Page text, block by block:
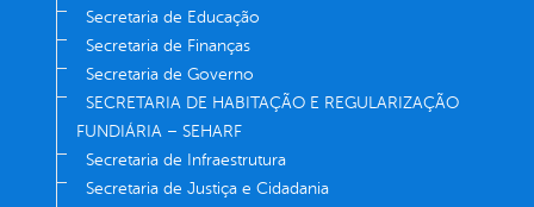
Secretaria de Educação
Secretaria de Finanças
Secretaria de Governo
SECRETARIA DE HABITAÇÃO E REGULARIZAÇÃO
FUNDIÁRIA – SEHARF
Secretaria de Infraestrutura
Secretaria de Justiça e Cidadania